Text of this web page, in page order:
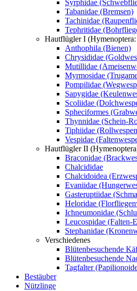
Syrphidae
Tabanidae (Bremsen)
Tachinidae
Tephritidae
Hautflügler I
Anthophila (Bienen)
Chrysididae
Mutillidae
Myrmosidae
Pompilidae
Sapygidae
Scoliidae
Spheciformes
Thynnidae (Schein-
Tiphiidae
Vespidae
Hautflügler II
Braconidae
Chalcididae
Chalcidoidea
Evaniidae
Gasteruptiidae
Heloridae
Ichneumonidae
Leucospidae (Falten-
Stephanidae
Verschiedenes
Blütenbesuchende
Blütenbesuchende
Tagfalter
Bestäuber
Nützlinge